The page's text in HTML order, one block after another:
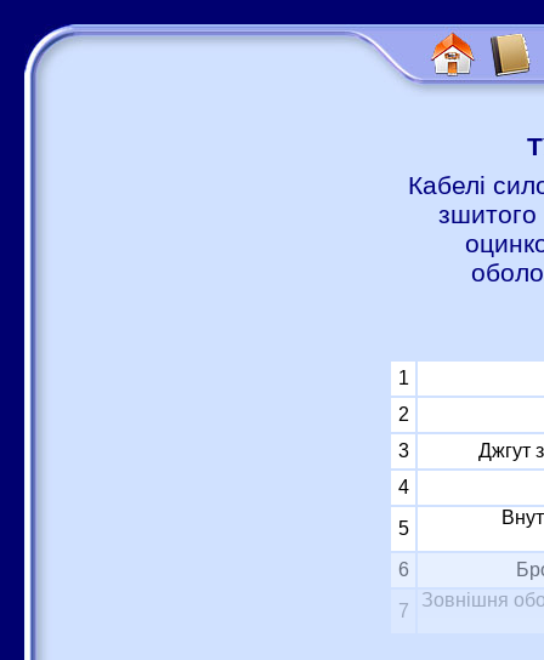
Кабелі
зшитого
1
2
3
Джгут
4
5
6
7
Зовнішня